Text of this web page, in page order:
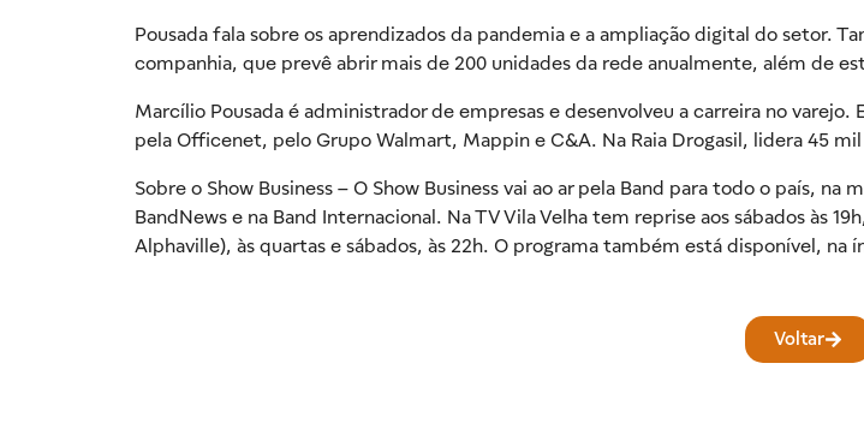
Pousada fala sobre os aprendizados da pandemia e a ampliação digital do setor.
companhia, que prevê abrir mais de 200 unidades da rede anualmente, além de
Marcílio Pousada é administrador de empresas e desenvolveu a carreira no
pela Officenet, pelo Grupo Walmart, Mappin e C&A. Na Raia Drogasil, lidera 45
Sobre o Show Business – O Show Business vai ao ar pela Band para todo o país,
BandNews e na Band Internacional. Na TV Vila Velha tem reprise aos sábados às
Alphaville), às quartas e sábados, às 22h. O programa também está disponível,
Voltar